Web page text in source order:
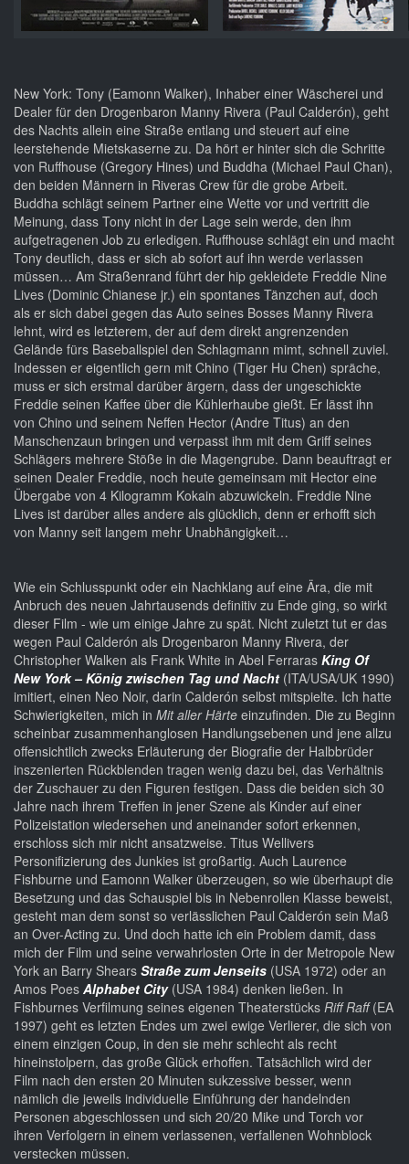
New York: Tony (Eamonn Walker), Inhaber einer Wäscherei und
Dealer für den Drogenbaron Manny Rivera (Paul Calderón), geht
des Nachts allein eine Straße entlang und steuert auf eine
leerstehende Mietskaserne zu. Da hört er hinter sich die Schritte
von Ruffhouse (Gregory Hines) und Buddha (Michael Paul Chan),
den beiden Männern in Riveras Crew für die grobe Arbeit.
Buddha schlägt seinem Partner eine Wette vor und vertritt die
Meinung, dass Tony nicht in der Lage sein werde, den ihm
aufgetragenen Job zu erledigen. Ruffhouse schlägt ein und macht
Tony deutlich, dass er sich ab sofort auf ihn werde verlassen
müssen… Am Straßenrand führt der hip gekleidete Freddie Nine
Lives (Dominic Chianese jr.) ein spontanes Tänzchen auf, doch
als er sich dabei gegen das Auto seines Bosses Manny Rivera
lehnt, wird es letzterem, der auf dem direkt angrenzenden
Gelände fürs Baseballspiel den Schlagmann mimt, schnell zuviel.
Indessen er eigentlich gern mit Chino (Tiger Hu Chen) spräche,
muss er sich erstmal darüber ärgern, dass der ungeschickte
Freddie seinen Kaffee über die Kühlerhaube gießt. Er lässt ihn
von Chino und seinem Neffen Hector (Andre Titus) an den
Manschenzaun bringen und verpasst ihm mit dem Griff seines
Schlägers mehrere Stöße in die Magengrube. Dann beauftragt er
seinen Dealer Freddie, noch heute gemeinsam mit Hector eine
Übergabe von 4 Kilogramm Kokain abzuwickeln. Freddie Nine
Lives ist darüber alles andere als glücklich, denn er erhofft sich
von Manny seit langem mehr Unabhängigkeit…
Wie ein Schlusspunkt oder ein Nachklang auf eine Ära, die mit
Anbruch des neuen Jahrtausends definitiv zu Ende ging, so wirkt
dieser Film - wie um einige Jahre zu spät. Nicht zuletzt tut er das
wegen Paul Calderón als Drogenbaron Manny Rivera, der
Christopher Walken als Frank White in Abel Ferraras King Of
New York – König zwischen Tag und Nacht (ITA/USA/UK 1990)
imitiert, einen Neo Noir, darin Calderón selbst mitspielte. Ich hatte
Schwierigkeiten, mich in Mit aller Härte einzufinden. Die zu Beginn
scheinbar zusammenhanglosen Handlungsebenen und jene allzu
offensichtlich zwecks Erläuterung der Biografie der Halbbrüder
inszenierten Rückblenden tragen wenig dazu bei, das Verhältnis
der Zuschauer zu den Figuren festigen. Dass die beiden sich 30
Jahre nach ihrem Treffen in jener Szene als Kinder auf einer
Polizeistation wiedersehen und aneinander sofort erkennen,
erschloss sich mir nicht ansatzweise. Titus Wellivers
Personifizierung des Junkies ist großartig. Auch Laurence
Fishburne und Eamonn Walker überzeugen, so wie überhaupt die
Besetzung und das Schauspiel bis in Nebenrollen Klasse beweist,
gesteht man dem sonst so verlässlichen Paul Calderón sein Maß
an Over-Acting zu. Und doch hatte ich ein Problem damit, dass
mich der Film und seine verwahrlosten Orte in der Metropole New
York an Barry Shears Straße zum Jenseits (USA 1972) oder an
Amos Poes Alphabet City(USA 1984) denken ließen. In
Fishburnes Verfilmung seines eigenen Theaterstücks Riff Raff(EA
1997) geht es letzten Endes um zwei ewige Verlierer, die sich von
einem einzigen Coup, in den sie mehr schlecht als recht
hineinstolpern, das große Glück erhoffen. Tatsächlich wird der
Film nach den ersten 20 Minuten sukzessive besser, wenn
nämlich die jeweils individuelle Einführung der handelnden
Personen abgeschlossen und sich 20/20 Mike und Torch vor
ihren Verfolgern in einem verlassenen, verfallenen Wohnblock
verstecken müssen.